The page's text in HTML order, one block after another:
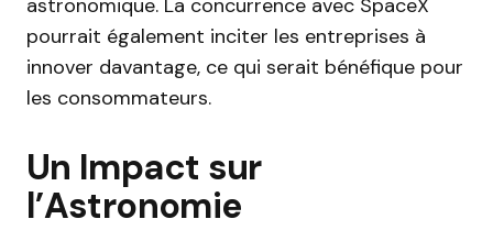
pourrait également inciter les entreprises à
innover davantage, ce qui serait bénéfique pour
les consommateurs.
Un Impact sur
l’Astronomie